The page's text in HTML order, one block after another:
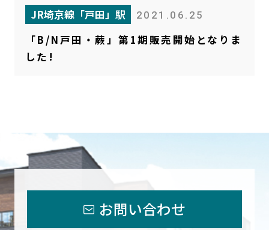
JR埼京線「戸田」駅 2021.06.25
「B/N戸田・蕨」第1期販売開始となりま
した!
お問い合わせ